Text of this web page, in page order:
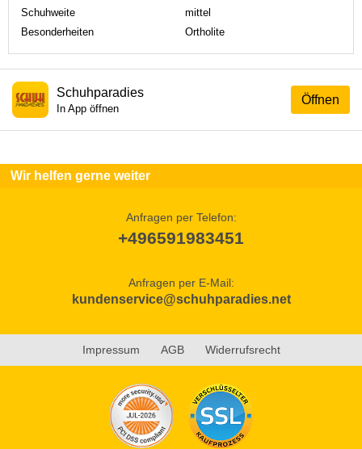
Schuhweite
mittel
Besonderheiten
Ortholite
Öffnen
Schuhparadies
In App öffnen
Wir helfen gerne weiter
Anfragen per Telefon:
+496591983451
Anfragen per E-Mail:
kundenservice@schuhparadies.net
Impressum AGB Widerrufsrecht